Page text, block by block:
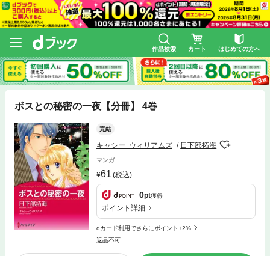
作品検索 カート はじめての方へ
ボスとの秘密の一夜【分冊】 4巻
完結
キャシー･ウィリアムズ 日下部拓海
マンガ
61 (税込)
0pt獲得
ポイント詳細
dカード利用でさらにポイント+2%
返品不可